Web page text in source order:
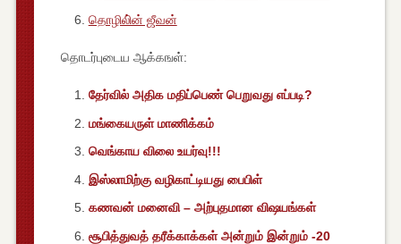
தொழிலி்ன் ஜீவன்
தொடர்புடைய ஆக்கஙள்:
தேர்வில் அதிக மதிப்பெண் பெறுவது எப்படி?
மங்கையருள் மாணிக்கம்
வெங்காய விலை உயர்வு!!!
இஸ்லாமிற்கு வழிகாட்டியது பைபிள்
கணவன் மனைவி – அற்புதமான விஷயங்கள்
சூபித்துவத் தரீக்காக்கள் அன்றும் இன்றும் -20